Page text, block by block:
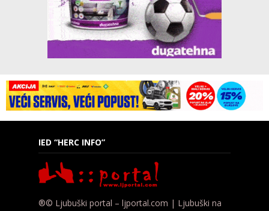
IED “HERC INFO”
®© Ljubuški portal – ljportal.com | Ljubuški na